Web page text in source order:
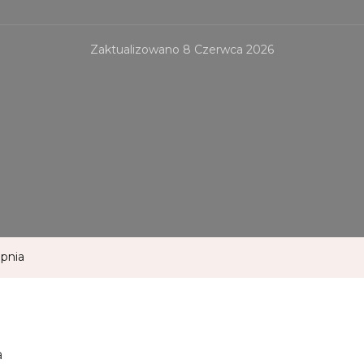
Zaktualizowano 8 Czerwca 2026